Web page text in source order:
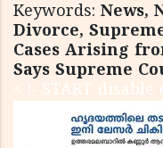
Keywords: News,
Divorce,
Cases Arising
Says Supreme
< !- START disable